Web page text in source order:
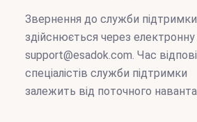
Звернення до служби підтримки
здійснюється через
support@esadok.com. Час
спеціалістів служби підтримки
залежить від поточного